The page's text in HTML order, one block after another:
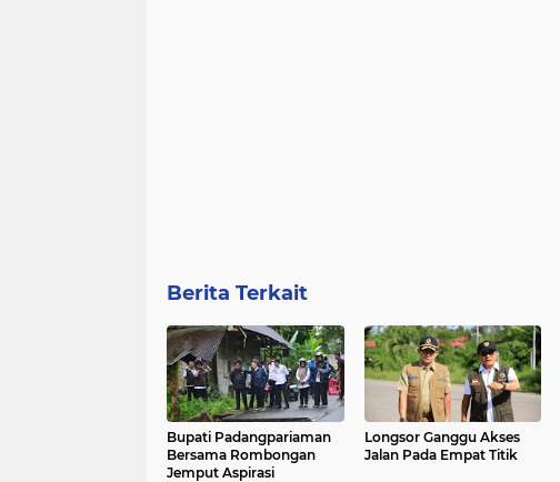
Berita Terkait
Bupati Padangpariaman
Bersama Rombongan
Jemput Aspirasi
Longsor Ganggu Akses
Jalan Pada Empat Titik